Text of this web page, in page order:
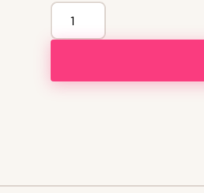
Zugstop
Halsband
mit